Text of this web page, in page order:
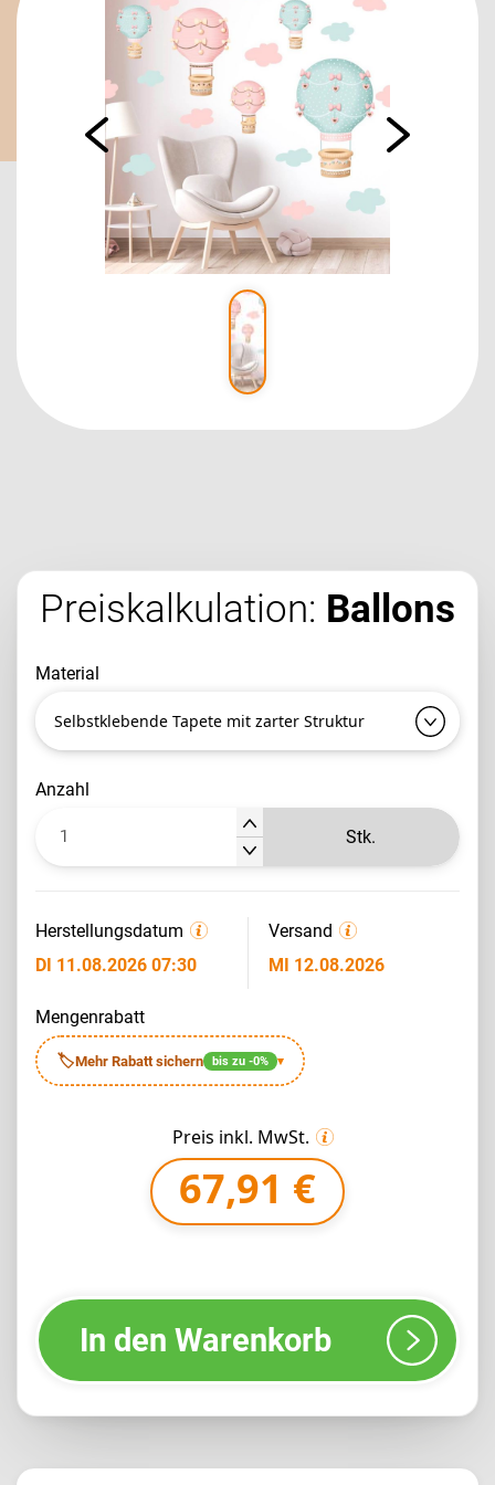
Preiskalkulation: Ballons
material
Selbstklebende Tapete mit zarter Struktur
anzahl
Stk.
Herstellungsdatum
DI 11.08.2026 07:30
Versand
MI 12.08.2026
mengenrabatt
🏷Mehr Rabatt sichern bis zu -0% ▾
Preis inkl. MwSt.
67,91 €
In den Warenkorb